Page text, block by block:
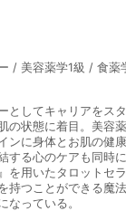
/ 美容薬学1級 / 食薬
としてキャリアをス
の状態に着目。美容
ンに身体とお肌の健
する心のケアも同時
を用いたタロットセ
持つことができる魔
なっている。